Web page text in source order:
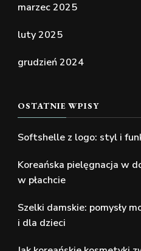
marzec 2025
luty 2025
grudzień 2024
OSTATNIE WPISY
Softshelle z logo: styl i
Koreańska pielęgnacja w
w płachcie
Szelki damskie: pomysły
i dla dzieci